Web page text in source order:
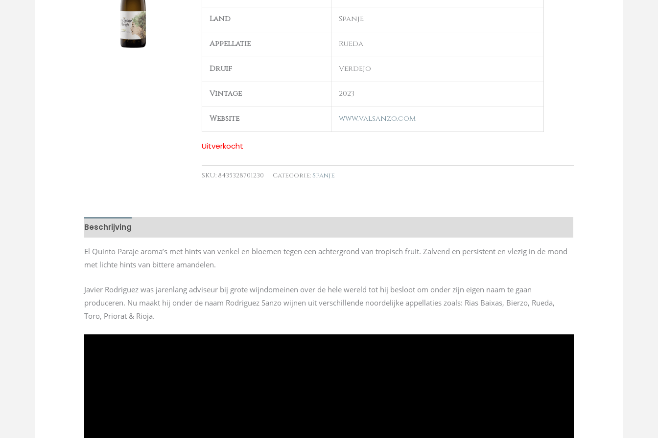
Land Spanje
Appellatie Rueda
Druif Verdejo
Vintage 2023
Website www.valsanzo.com
Uitverkocht
SKU: 8435328701230 Categorie:Spanje
Beschrijving
El Quinto Paraje aroma’s met hints van venkel en bloemen tegen een achtergrond van tropisch fruit. Zalvend en persistent en vlezig in de mond
met lichte hints van bittere amandelen.
Javier Rodriguez was jarenlang adviseur bij grote wijndomeinen over de hele wereld tot hij besloot om onder zijn eigen naam te gaan
produceren. Nu maakt hij onder de naam Rodriguez Sanzo wijnen uit verschillende noordelijke appellaties zoals: Rias Baixas, Bierzo, Rueda,
Toro, Priorat & Rioja.